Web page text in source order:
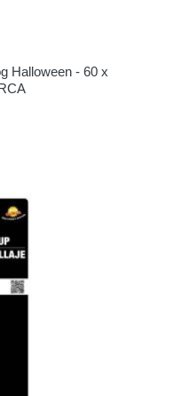
Halloween - 60 x